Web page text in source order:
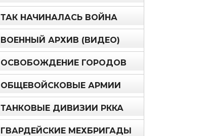
ТАК НАЧИНАЛАСЬ ВОЙНА
ВОЕННЫЙ АРХИВ (ВИДЕО)
ОСВОБОЖДЕНИЕ ГОРОДОВ
ОБЩЕВОЙСКОВЫЕ АРМИИ
ТАНКОВЫЕ ДИВИЗИИ РККА
ГВАРДЕЙСКИЕ МЕХБРИГАДЫ